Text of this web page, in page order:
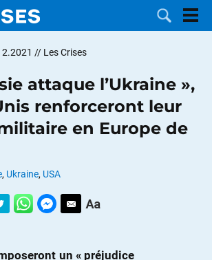
// Les Crises
attaque l’Ukraine »,
renforceront leur
en Europe de
, Ukraine, USA
un « préjudice